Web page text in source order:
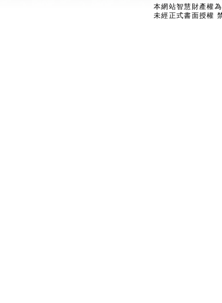
本網站智慧財產權
未經正式書面授權